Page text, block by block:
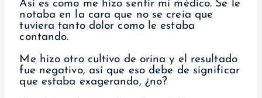
Así es como me hizo sentir mi médico. Se le
notaba en la cara que no se creía que
tuviera tanto dolor como le estaba
contando.
Me hizo otro cultivo de orina y el resultado
fue negativo, así que eso debe de significar
que estaba exagerando, ¿no?